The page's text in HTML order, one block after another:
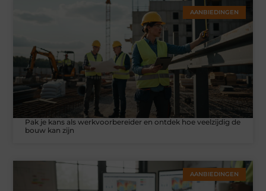
AANBIEDINGEN
Pak je kans als werkvoorbereider en ontdek hoe veelzijdig de
bouw kan zijn
AANBIEDINGEN